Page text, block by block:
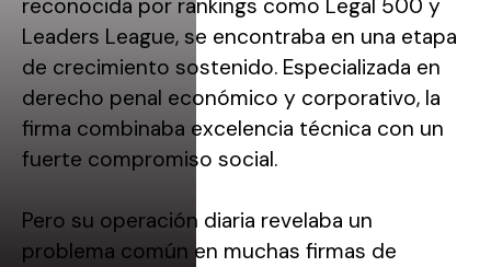
reconocida por rankings como Legal 500 y
Leaders League, se encontraba en una etapa
de crecimiento sostenido. Especializada en
derecho penal económico y corporativo, la
firma combinaba excelencia técnica con un
fuerte compromiso social.
Pero su operación diaria revelaba un
problema común en muchas firmas de